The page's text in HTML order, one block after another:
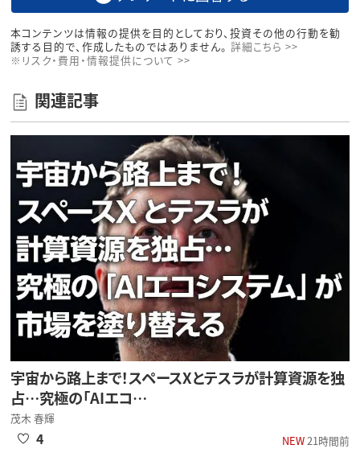
本コンテンツは情報の提供を目的としており、投資その他の行動を勧
誘する目的で、作成したものではありません。 詳細こちら >>
※リスク・費用・情報提供について >>
関連記事
宇宙から路上まで！スペースXとテスラが計算資源を独
占…究極の「AIエコ…
茂木 春輝
NEW21時間前
4